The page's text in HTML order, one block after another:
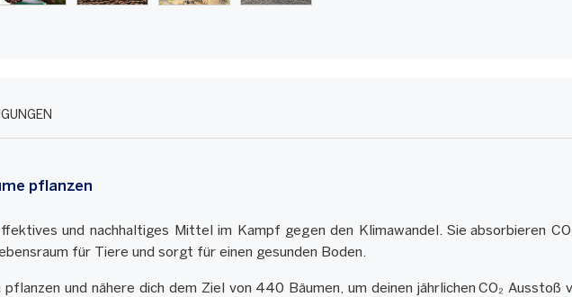
pflanzen
und nachhaltiges Mittel im Kampf gegen den Klimawandel. Sie absorbieren
für Tiere und sorgt für einen gesunden Boden.
pflanzen und nähere dich dem Ziel von 440 Bäumen, um deinen jährlichen CO₂